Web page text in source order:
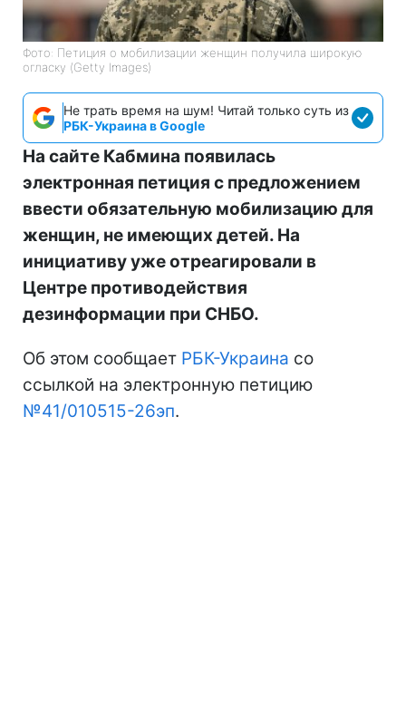
Фото: Петиция о мобилизации женщин получила широкую
огласку (Getty Images)
Не трать время на шум! Читай только суть из
РБК-Украина в Google
На сайте Кабмина появилась
электронная петиция с предложением
ввести обязательную мобилизацию для
женщин, не имеющих детей. На
инициативу уже отреагировали в
Центре противодействия
дезинформации при СНБО.
Об этом сообщает РБК-Украина со
ссылкой на электронную петицию
№41/010515-26эп.